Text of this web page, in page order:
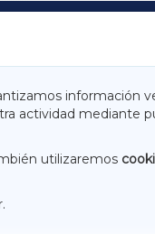
información
actividad mediante
utilizaremos